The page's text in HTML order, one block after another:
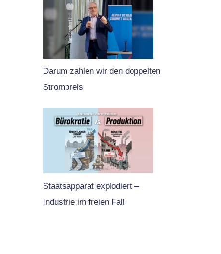
Darum zahlen wir den doppelten
Strompreis
Staatsapparat explodiert –
Industrie im freien Fall